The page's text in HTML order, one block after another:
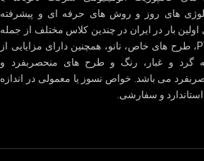
های روز و روش های حرفه ای و پیشرفته
اولین بار در ایران در چندین کلاس مختلف از جمله
PVDF، طرح های خاص، نانو، همچنین دارای مزایایی از
گرد و غبار، رنگ و طرح های منحصربفرد و
می باشد. خواص نسوز یا معمولی در اندازه
و سفارشی.